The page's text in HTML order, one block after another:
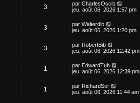
3 par CharlesOscib
jeu. août 06, 2026 1:57 pm
3 par Walterdib
jeu. août 06, 2026 1:20 pm
3 par RobertBib
jeu. août 06, 2026 12:42 pm
1 par EdwardTuh
jeu. août 06, 2026 12:39 pm
1 par RichardSor
jeu. août 06, 2026 11:44 am